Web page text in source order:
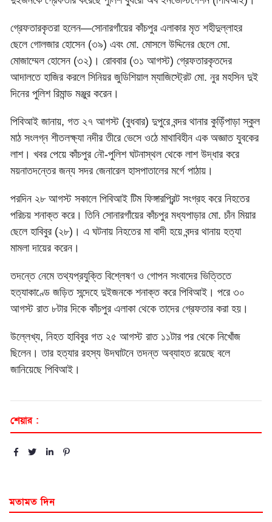
গ্রেফতারকৃতরা হলেন—সোনারগাঁয়ের কাঁচপুর এলাকার মৃত শহীদুল্লাহর
ছেলে গোলজার হোসেন (৩৯) এবং মো. মোসলে উদ্দিনের ছেলে মো.
মোজাম্মেল হোসেন (৩২)। রোববার (৩১ আগস্ট) গ্রেফতারকৃতদের
আদালতে হাজির করলে সিনিয়র জুডিশিয়াল ম্যাজিস্ট্রেট মো. নুর মহসিন দুই
দিনের পুলিশ রিমান্ড মঞ্জুর করেন।
পিবিআই জানায়, গত ২৭ আগস্ট (বুধবার) দুপুরে বন্দর থানার কুড়িঁপাড়া স্কুল
মাঠ সংলগ্ন শীতলক্ষ্যা নদীর তীরে ভেসে ওঠে মাথাবিহীন এক অজ্ঞাত যুবকের
লাশ। খবর পেয়ে কাঁচপুর নৌ-পুলিশ ঘটনাস্থল থেকে লাশ উদ্ধার করে
ময়নাতদন্তের জন্য সদর জেনারেল হাসপাতালের মর্গে পাঠায়।
পরদিন ২৮ আগস্ট সকালে পিবিআই টিম ফিঙ্গারপ্রিন্ট সংগ্রহ করে নিহতের
পরিচয় শনাক্ত করে। তিনি সোনারগাঁয়ের কাঁচপুর মধ্যপাড়ার মো. চাঁন মিয়ার
ছেলে হাবিবুর (২৮)। এ ঘটনায় নিহতের মা বাদী হয়ে বন্দর থানায় হত্যা
মামলা দায়ের করেন।
তদন্তে নেমে তথ্যপ্রযুক্তি বিশ্লেষণ ও গোপন সংবাদের ভিত্তিতে
হত্যাকাণ্ডে জড়িত সন্দেহে দুইজনকে শনাক্ত করে পিবিআই। পরে ৩০
আগস্ট রাত ৮টার দিকে কাঁচপুর এলাকা থেকে তাদের গ্রেফতার করা হয়।
উল্লেখ্য, নিহত হাবিবুর গত ২৫ আগস্ট রাত ১১টার পর থেকে নিখোঁজ
ছিলেন। তার হত্যার রহস্য উদঘাটনে তদন্ত অব্যাহত রয়েছে বলে
জানিয়েছে পিবিআই।
শেয়ার :
মতামত দিন